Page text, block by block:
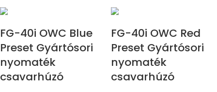
FG-40i OWC Blue
Preset Gyártósori
nyomaték
csavarhúzó
FG-40i OWC Red
Preset Gyártósori
nyomaték
csavarhúzó